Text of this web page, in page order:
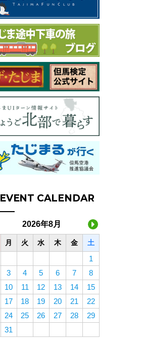
EVENT CALENDAR
2026年8月
月 火 水 木 金 土
1
3 4 5 6 7
8
10 11 12 13 14
15
17 18 19 20 21
22
24 25 26 27 28
29
31